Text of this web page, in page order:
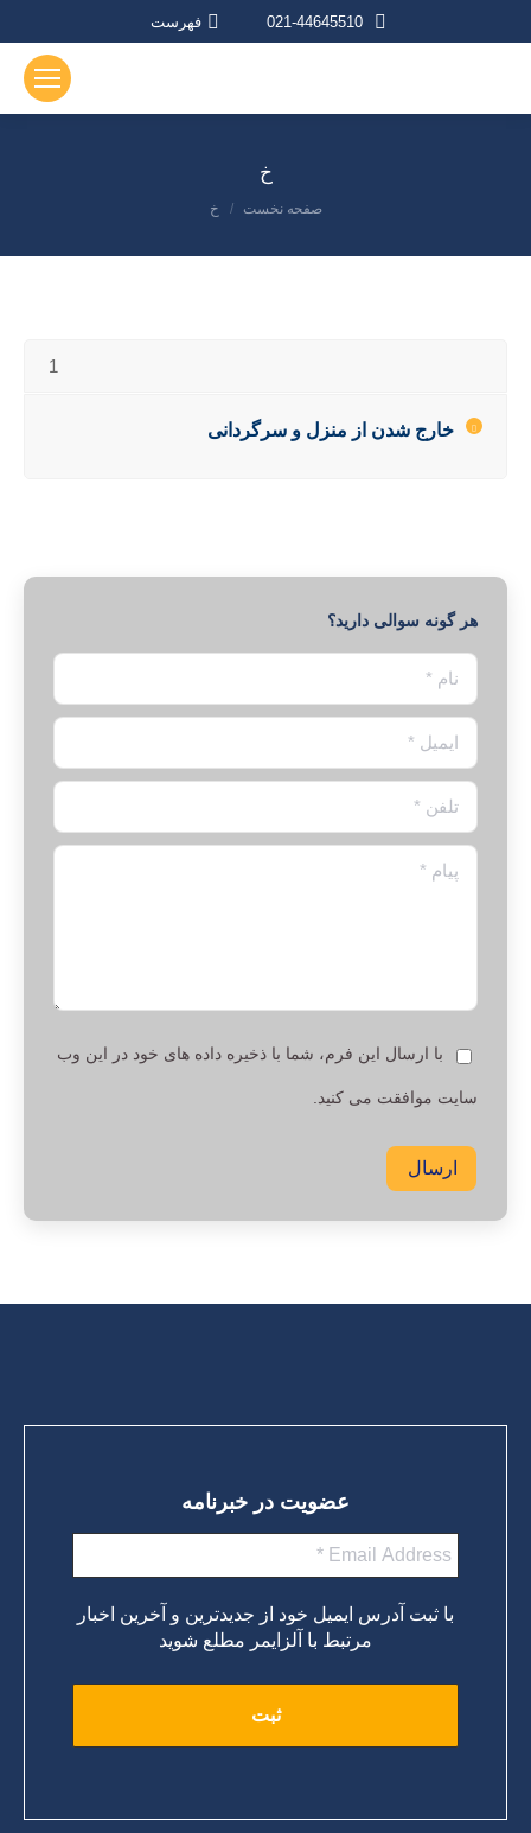
021-44645510 فهرست
خ
مکان شما:
صفحه نخست خ
1
خارج شدن از منزل و سرگردانی
هر گونه سوالی دارید؟
نام *
ایمیل *
تلفن *
پیام *
با ارسال این فرم، شما با ذخیره داده های خود در این وب
سایت موافقت می کنید.
ارسال
عضویت در خبرنامه
با ثبت آدرس ایمیل خود از جدیدترین و آخرین اخبار
مرتبط با آلزایمر مطلع شوید